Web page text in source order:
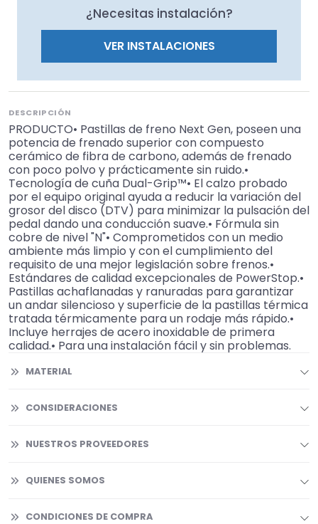
¿Necesitas instalación?
VER INSTALACIONES
DESCRIPCIÓN
PRODUCTO• Pastillas de freno Next Gen, poseen una
potencia de frenado superior con compuesto
cerámico de fibra de carbono, además de frenado
con poco polvo y prácticamente sin ruido.•
Tecnología de cuña Dual-Grip™• El calzo probado
por el equipo original ayuda a reducir la variación del
grosor del disco (DTV) para minimizar la pulsación del
pedal dando una conducción suave.• Fórmula sin
cobre de nivel "N"• Comprometidos con un medio
ambiente más limpio y con el cumplimiento del
requisito de una mejor legislación sobre frenos.•
Estándares de calidad excepcionales de PowerStop.•
Pastillas achaflanadas y ranuradas para garantizar
un andar silencioso y superficie de la pastillas térmica
tratada térmicamente para un rodaje más rápido.•
Incluye herrajes de acero inoxidable de primera
calidad.• Para una instalación fácil y sin problemas.
MATERIAL
CONSIDERACIONES
NUESTROS PROVEEDORES
QUIENES SOMOS
CONDICIONES DE COMPRA